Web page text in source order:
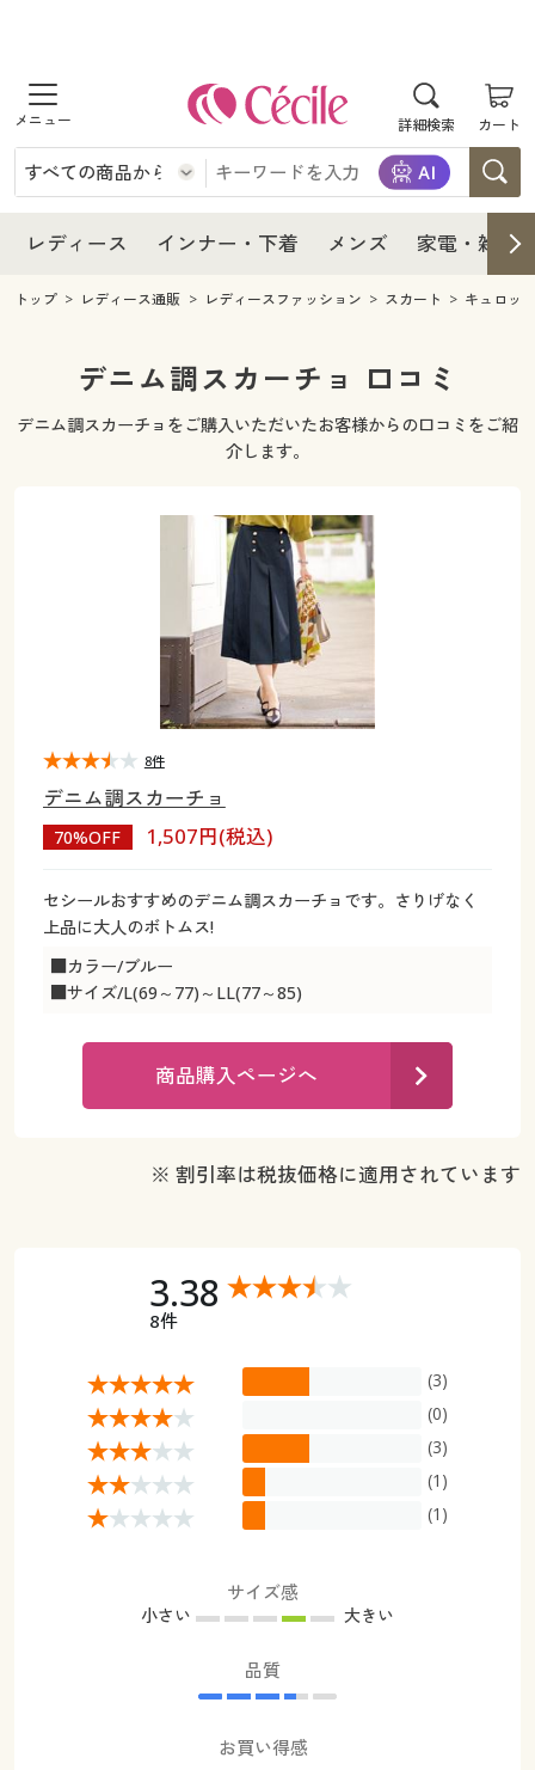
詳細検索 カート
商品を探す
レディース
レディースファッション
女性下着
インナー・下着
インナー・下着通販すべて
女性下着
メンズ下着
メンズ
メンズ通販すべて
メンズファッション
家電・雑貨
家電・雑貨すべて
寝具・インテリア・家具
カーテン・ラグ・ファブリック
美容・健康・サプリメント
制服・スクールすべて
ジュニア・ティーンズ下着
大きいサイズ通販すべて
大きいサイズ レディース服
大きいサイズ レディース下着
大きいサイズ メンズ
大きいサイズ 事務・制服
バーゲンセール
シークレットセール
詳細検索
商品カテゴリ一覧
カタログ・チラシからのご注文
デジタルカタログ
カタログ無料プレゼント
サポート
ご利用ガイド
よくある質問とお問い合わせ
レディース インナー・下着 メンズ 家電・雑貨
レディース
レディース通販すべて
レディースファッション
インナー・下着
インナー・下着通販すべて
ジュニア・ティーンズ下着
メンズ
メンズ下着
家電
寝具・インテリア・家具通販すべて
カーテン・ラグ・ファブリック
美容・健康
美容・健康・サプリメント
ジュニア・ティーンズ下着
大きいサイズ レディース服
大きいサイズ レディース下着
シークレットセール
商品カテゴリ一覧
カタログ
デジタルカタログ
カタログ無料プレゼント
会員メニュー
マイページ
よくある質問とお問い合わせ
トップ レディース通販 レディースファッション スカート キュロッ
デニム調スカーチョ 口コミ
デニム調スカーチョをご購入いただいたお客様からの口コミをご紹
介します。
デニム調スカーチョ
70%OFF 1,507円(税込)
セシールおすすめのデニム調スカーチョです。さりげなく
上品に大人のボトムス!
■カラー/ブルー
■サイズ/L(69～77)～LL(77～85)
8件
商品購入ページへ
※ 割引率は税抜価格に適用されています
3.38
8件
(3)
(0)
(3)
(1)
(1)
サイズ感
小さい 大きい
品質
お買い得感